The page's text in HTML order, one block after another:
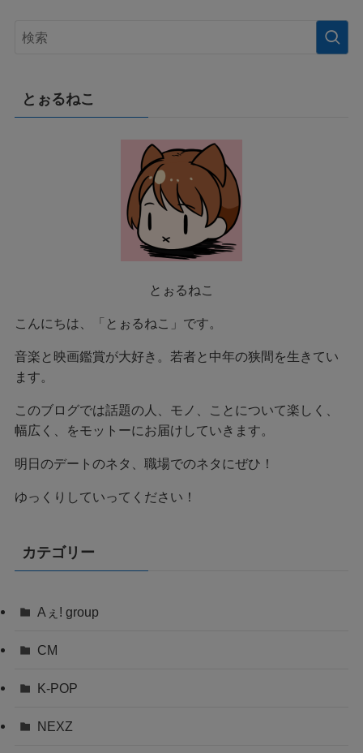
とぉるねこ
とぉるねこ
こんにちは、「とぉるねこ」です。
音楽と映画鑑賞が大好き。若者と中年の狭間を生きてい
ます。
このブログでは話題の人、モノ、ことについて楽しく、
幅広く、をモットーにお届けしていきます。
明日のデートのネタ、職場でのネタにぜひ！
ゆっくりしていってください！
カテゴリー
Aぇ! group
CM
K-POP
NEXZ